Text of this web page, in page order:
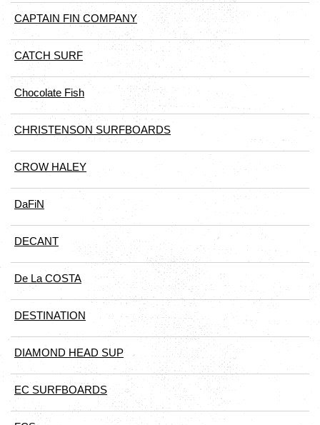
CAPTAIN FIN COMPANY
CATCH SURF
Chocolate Fish
CHRISTENSON SURFBOARDS
CROW HALEY
DaFiN
DECANT
De La COSTA
DESTINATION
DIAMOND HEAD SUP
EC SURFBOARDS